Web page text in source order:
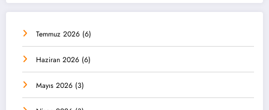
Temmuz 2026 (6)
Haziran 2026 (6)
Mayıs 2026 (3)